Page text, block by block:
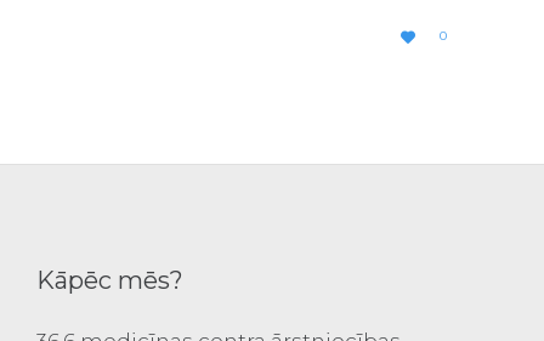

LOVE
IT
0
Kāpēc mēs?